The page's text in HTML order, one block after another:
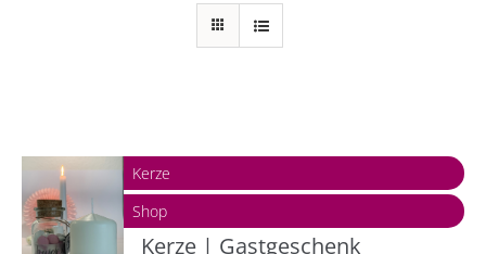
Kerze
Shop
Kerze | Gastgeschenk